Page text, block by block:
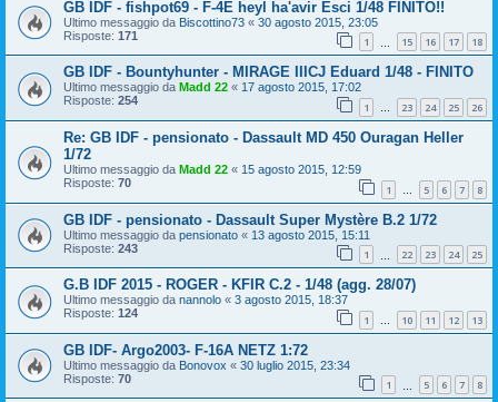
GB IDF - fishpot69 - F-4E heyl ha'avir Esci 1/48 FINITO!!
Ultimo messaggio da Biscottino73 « 30 agosto 2015, 23:05
Risposte: 171 1 15 16 17 18
GB IDF - Bountyhunter - MIRAGE IIICJ Eduard 1/48 - FINITO
Ultimo messaggio da Madd 22 « 17 agosto 2015, 17:02
Risposte: 254 1 … 23 24 25 26
Re: GB IDF - pensionato - Dassault MD 450 Ouragan Heller
1/72
Ultimo messaggio da Madd 22 « 15 agosto 2015, 12:59
Risposte: 70 1 5 6 7 8
GB IDF - pensionato - Dassault Super Mystère B.2 1/72
Ultimo messaggio da pensionato « 13 agosto 2015, 15:11
Risposte: 243 1 22 23 24 25
G.B IDF 2015 - ROGER - KFIR C.2 - 1/48 (agg. 28/07)
Ultimo messaggio da nannolo « 3 agosto 2015, 18:37
Risposte: 124 1 … 10 11 12 13
GB IDF- Argo2003- F-16A NETZ 1:72
Ultimo messaggio da Bonovox « 30 luglio 2015, 23:34
Risposte: 70 1 5 6 7 8